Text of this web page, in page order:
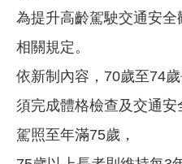
為提升高齡駕駛交通安
相關規定。
依新制內容，70歲至74
須完成體格檢查及交通
駕照至年滿75歲，